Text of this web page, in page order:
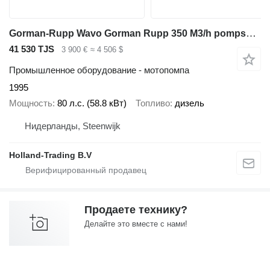
Gorman-Rupp Wavo Gorman Rupp 350 M3/h pompset lister CD4
41 530 TJS 3 900 € ≈ 4 506 $
Промышленное оборудование - мотопомпа
1995
Мощность 80 л.с. (58.8 кВт) Топливо дизель
Нидерланды, Steenwijk
Holland-Trading B.V
Продаете технику?
Делайте это вместе с нами!